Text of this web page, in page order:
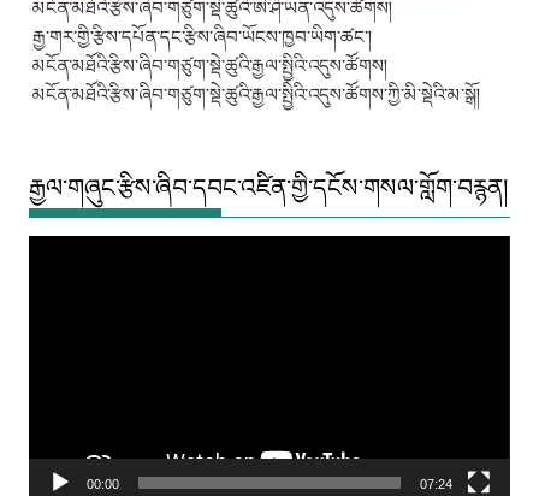
མངོན་མཐོའི་རྩིས་ཞིབ་གཙུག་སྡེ་ཚུའི་ཨེ་ཤི་ཡན་འདུས་ཚོགས།
རྒྱ་གར་གྱི་རྩིས་དཔོན་དང་རྩིས་ཞིབ་ཡོངས་ཁྱབ་ཡིག་ཚང་།
མངོན་མཐོའི་རྩིས་ཞིབ་གཙུག་སྡེ་ཚུའི་རྒྱལ་སྤྱིའི་འདུས་ཚོགས།
མངོན་མཐོའི་རྩིས་ཞིབ་གཙུག་སྡེ་ཚུའི་རྒྱལ་སྤྱིའི་འདུས་ཚོགས་ཀྱི་མི་སྡེའི་མ་སྒོ།
རྒྱལ་གཞུང་རྩིས་ཞིབ་དབང་འཛིན་གྱི་དངོས་གསལ་གློག་བརྙན།
00:00 07:24